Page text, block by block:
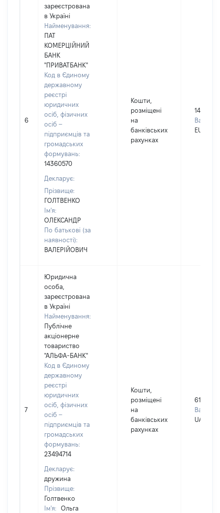
6
зареєстрована
в Україні
Найменування:
ПАТ
КОМЕРЦІЙНИЙ
БАНК
"ПРИВАТБАНК"
Код в Єдиному
державному
реєстрі
юридичних
осіб, фізичних
осіб –
підприємців та
громадських
формувань:
14360570
Декларує:
Прізвище:
ГОЛТВЕНКО
Ім'я:
ОЛЕКСАНДР
По батькові (за
наявності):
ВАЛЕРІЙОВИЧ
Кошти,
розміщені
на
банківських
рахунках
14895
Валюта:
EUR
7
Юридична
особа,
зареєстрована
в Україні
Найменування:
Публічне
акціонерне
товариство
"АЛЬФА-БАНК"
Код в Єдиному
державному
реєстрі
юридичних
осіб, фізичних
осіб –
підприємців та
громадських
формувань:
23494714
Декларує:
дружина
Прізвище:
Голтвенко
Ім'я:
Ольга
Кошти,
розміщені
на
банківських
рахунках
61698
Валюта:
UAH